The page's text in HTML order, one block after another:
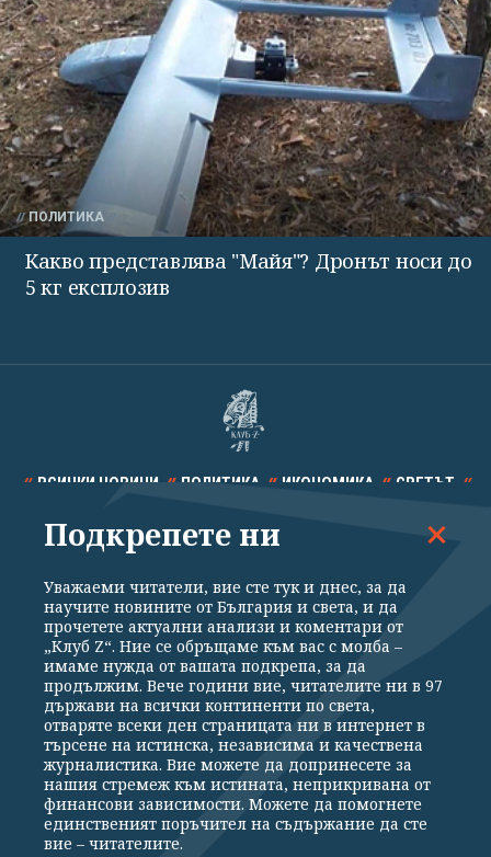
ПОЛИТИКА
Какво представлява "Майя"? Дронът носи до
5 кг експлозив
ВСИЧКИ НОВИНИ ПОЛИТИКА ИКОНОМИКА СВЕТЪТ
СПОРТ КУЛТУРА ТЕХНОЛОГИИ КАЛЕЙДОСКОП
Общи условия
Политика за поверителност
Реклама
Партньори Контакти
За Клуб Z
Екип
Подкрепете ни
Издател на www.clubz.bg е „Клуб Зебра Медия“ ЕООД, София, ул. "Алеко
Константинов" 3. Всички права запазени 2026 „Клуб Зебра Медия“
Подкрепете ни
Уважаеми читатели, вие сте тук и днес, за да
научите новините от България и света, и да
прочетете актуални анализи и коментари от
„Клуб Z“. Ние се обръщаме към вас с молба –
имаме нужда от вашата подкрепа, за да
продължим. Вече години вие, читателите ни в 97
държави на всички континенти по света,
отваряте всеки ден страницата ни в интернет в
търсене на истинска, независима и качествена
журналистика. Вие можете да допринесете за
нашия стремеж към истината, неприкривана от
финансови зависимости. Можете да помогнете
единственият поръчител на съдържание да сте
вие – читателите.